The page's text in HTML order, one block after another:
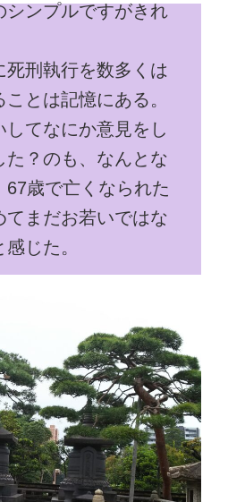
シンプルですがきれ
死刑執行を数多くは
とは記憶にある。
してなにか意見をし
た？のも、なんとな
67歳で亡くなられた
てまだお若いではな
じた。